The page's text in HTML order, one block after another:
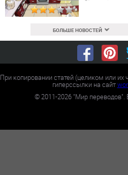
БОЛЬШЕ НОВОСТЕЙ
При копировании статей (целиком или
гиперссылки на сайт
©2011-2026 "Мир